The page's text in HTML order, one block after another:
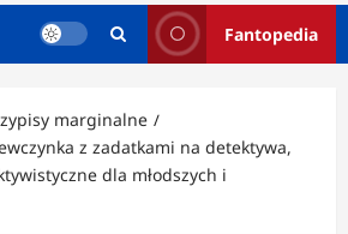
Fantopedia
marginalne
z zadatkami na detektywa,
dla młodszych i